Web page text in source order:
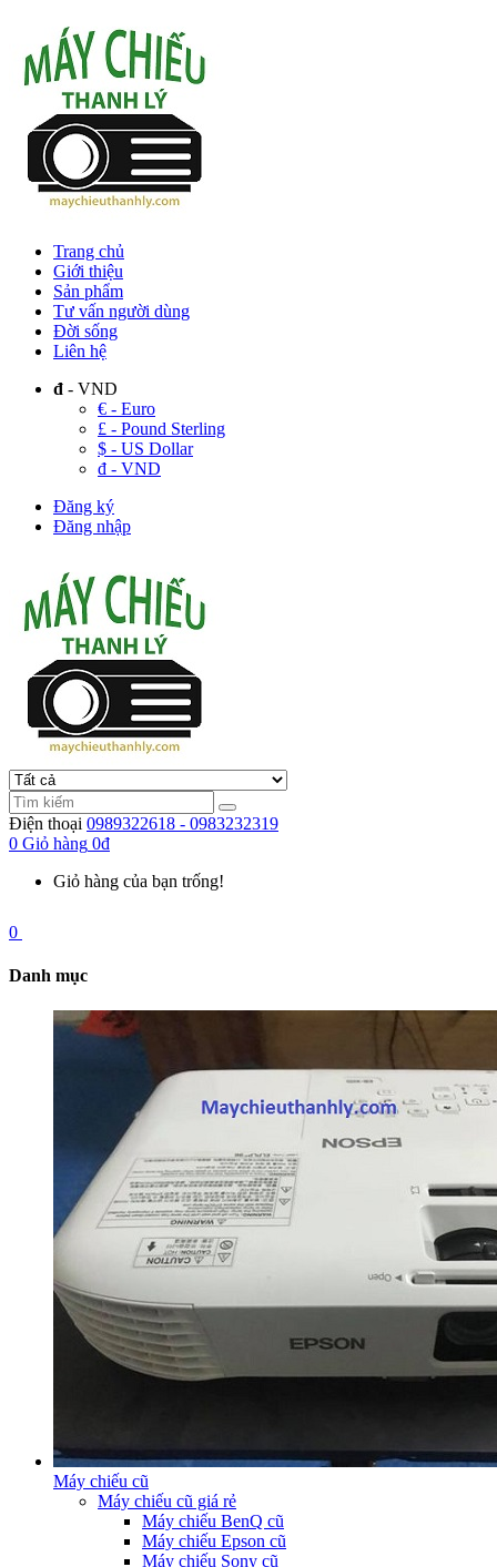
Trang chủ
Giới thiệu
Sản phẩm
Tư vấn người dùng
Đời sống
Liên hệ
đ - VND
€ - Euro
£ - Pound Sterling
$ - US Dollar
đ - VND
Đăng ký
Đăng nhập
Điện thoại 0989322618 - 0983232319
0 Giỏ hàng 0đ
Giỏ hàng của bạn trống!
0
Danh mục
Máy chiếu cũ
Máy chiếu cũ giá rẻ
Máy chiếu BenQ cũ
Máy chiếu Epson cũ
Máy chiếu Sony cũ